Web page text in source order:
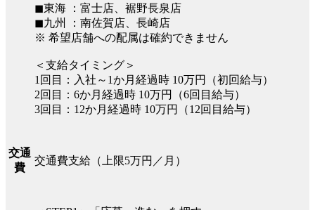
◼︎東海 ：富士店、裾野長泉店
◼︎九州 ：南佐賀店、長崎店
※ 希望店舗への配属は確約できません
＜支給タイミング＞
1回目：入社～1か月経過時 10万円（初回給与）
2回目：6か月経過時 10万円（6回目給与）
3回目：12か月経過時 10万円（12回目給与）
交通
費
交通費支給（上限5万円／月）